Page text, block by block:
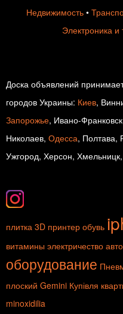
Недвижимость•
Электроника и
Доска объявлений
городов Украины: Киев,
Запорожье, Ивано-
Николаев, Одесса, Полтава,
Ужгород, Херсон,
плитка 3D принтер обувь
витамины электричество
оборудование
плоский Gemini Купівля
minoxidilia